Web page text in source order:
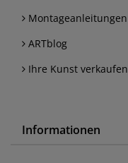
Montageanleitungen
ARTblog
Ihre Kunst verkaufen
Informationen